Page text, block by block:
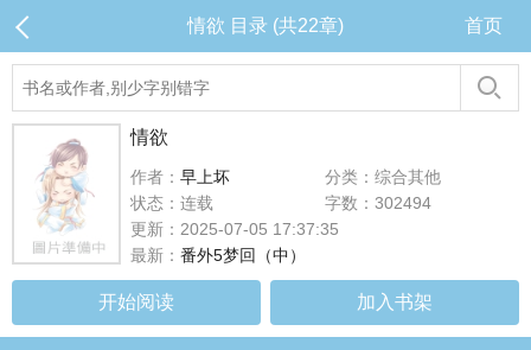
情欲 目录 (共22章) 首页
情欲
作者： 早上坏
分类：综合其他
状态：连载
字数：302494
更新：2025-07-05 17:37:35
最新： 番外5梦回（中）
开始阅读 加入书架